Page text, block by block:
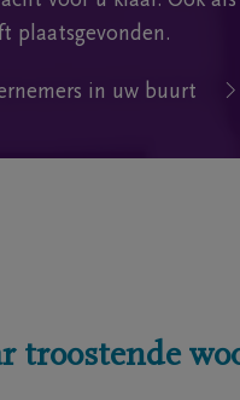
plaatsgevonden.
in uw buurt
troostende